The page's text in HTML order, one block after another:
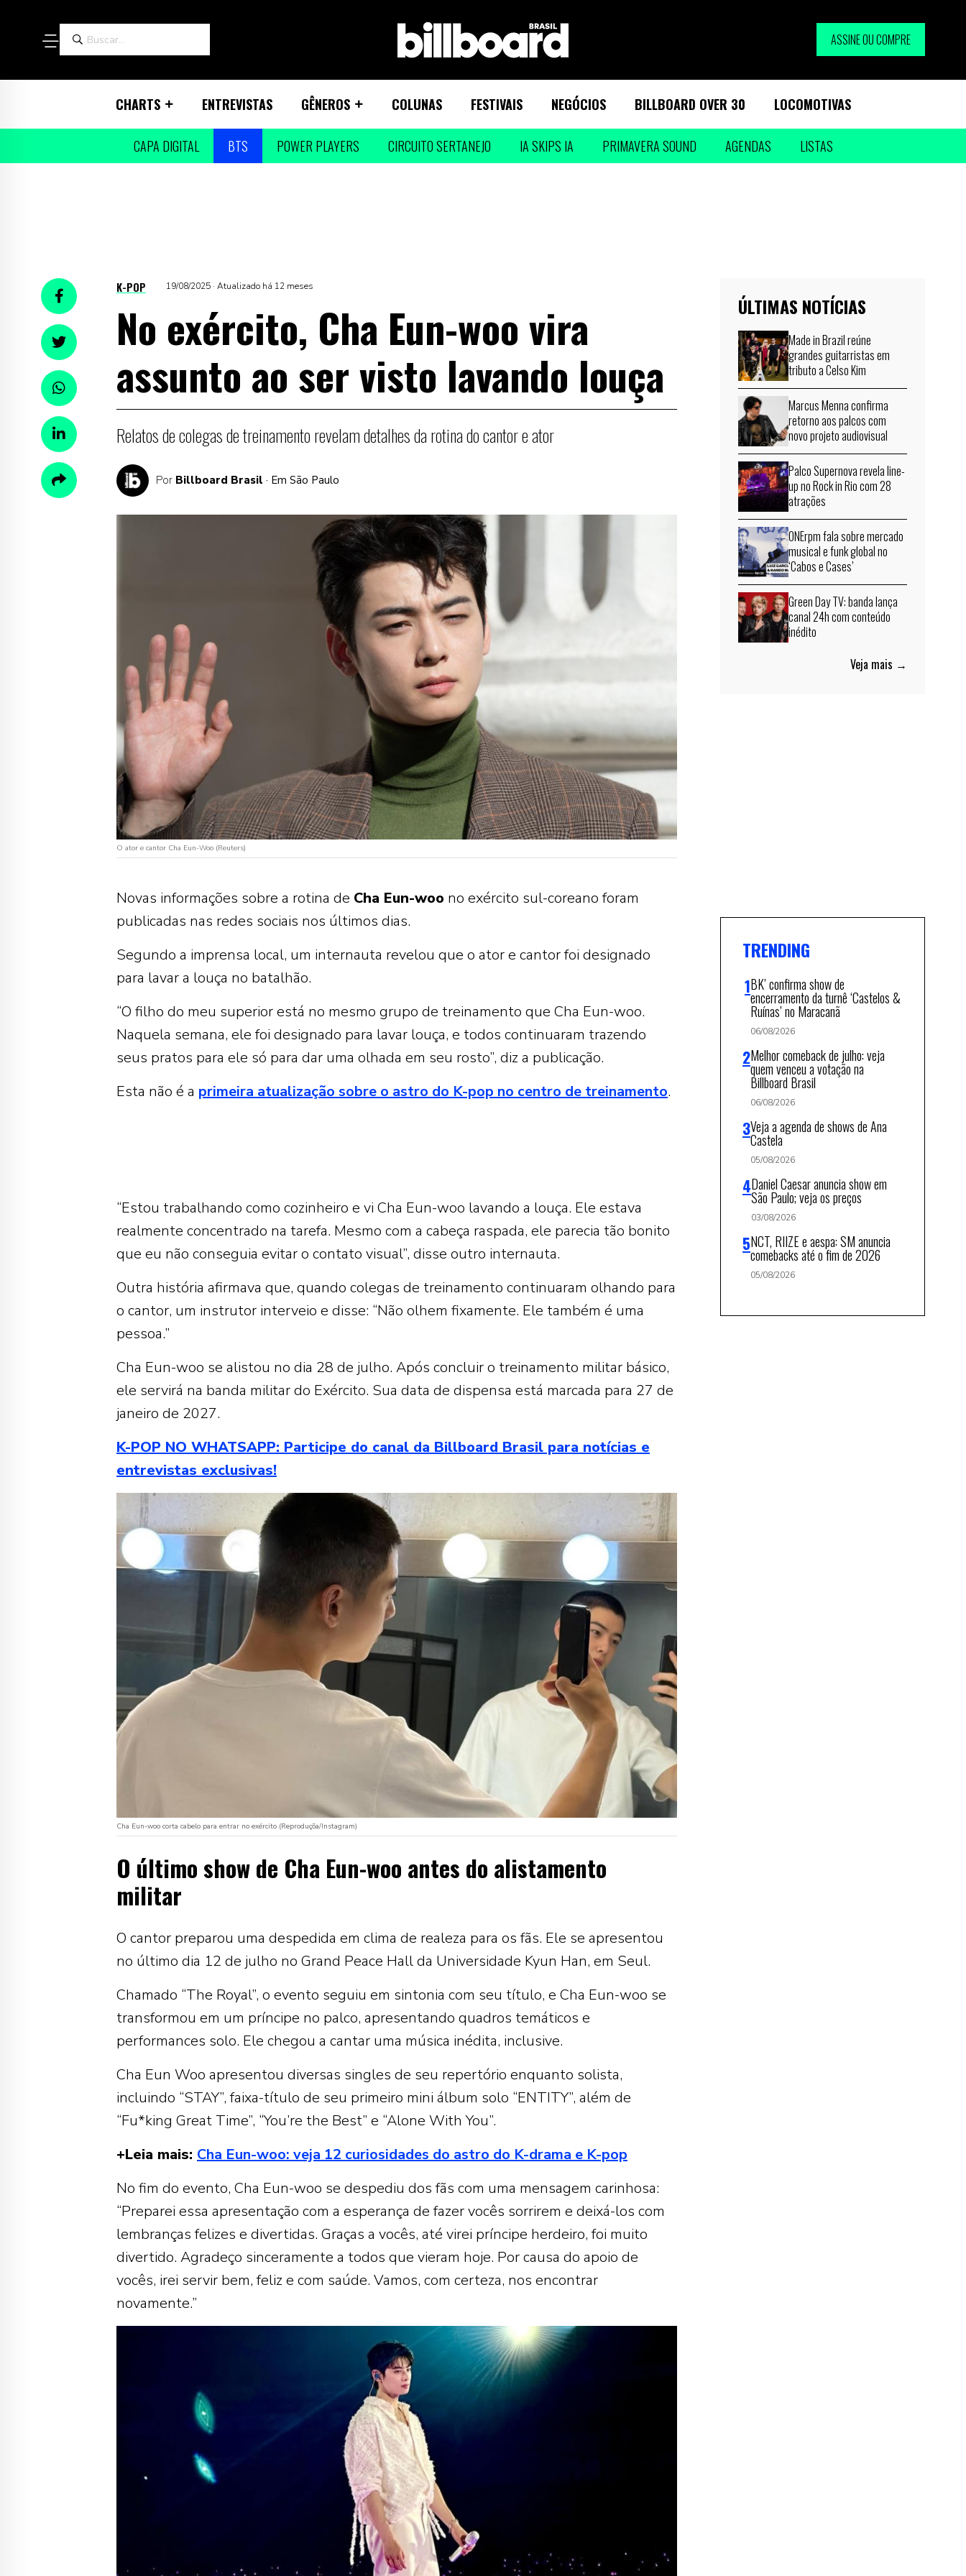
ASSINE OU COMPRE
CHARTS ENTREVISTAS GÊNEROS COLUNAS FESTIVAIS NEGÓCIOS BILLBOARD OVER 30 LOCOMOTIVAS
CAPA DIGITAL BTS POWER PLAYERS CIRCUITO SERTANEJO IA SKIPS IA PRIMAVERA SOUND AGENDAS LISTAS
K-POP 19/08/2025 · Atualizado há 12 meses
No exército, Cha Eun-woo vira
assunto ao ser visto lavando louça
Relatos de colegas de treinamento revelam detalhes da rotina do cantor e ator
Por Billboard Brasil · Em São Paulo
O ator e cantor Cha Eun-Woo (Reuters)
Novas informações sobre a rotina de Cha Eun-woo no exército sul-coreano foram
publicadas nas redes sociais nos últimos dias.
Segundo a imprensa local, um internauta revelou que o ator e cantor foi designado
para lavar a louça no batalhão.
“O filho do meu superior está no mesmo grupo de treinamento que Cha Eun-woo.
Naquela semana, ele foi designado para lavar louça, e todos continuaram trazendo
seus pratos para ele só para dar uma olhada em seu rosto”, diz a publicação.
Esta não é a primeira atualização sobre o astro do K-pop no centro de treinamento.
“Estou trabalhando como cozinheiro e vi Cha Eun-woo lavando a louça. Ele estava
realmente concentrado na tarefa. Mesmo com a cabeça raspada, ele parecia tão bonito
que eu não conseguia evitar o contato visual”, disse outro internauta.
Outra história afirmava que, quando colegas de treinamento continuaram olhando para
o cantor, um instrutor interveio e disse: “Não olhem fixamente. Ele também é uma
pessoa.”
Cha Eun-woo se alistou no dia 28 de julho. Após concluir o treinamento militar básico,
ele servirá na banda militar do Exército. Sua data de dispensa está marcada para 27 de
janeiro de 2027.
K-POP NO WHATSAPP: Participe do canal da Billboard Brasil para notícias e
entrevistas exclusivas!
Cha Eun-woo corta cabelo para entrar no exército (Reproduçõa/Instagram)
O último show de Cha Eun-woo antes do alistamento
militar
O cantor preparou uma despedida em clima de realeza para os fãs. Ele se apresentou
no último dia 12 de julho no Grand Peace Hall da Universidade Kyun Han, em Seul.
Chamado “The Royal”, o evento seguiu em sintonia com seu título, e Cha Eun-woo se
transformou em um príncipe no palco, apresentando quadros temáticos e
performances solo. Ele chegou a cantar uma música inédita, inclusive.
Cha Eun Woo apresentou diversas singles de seu repertório enquanto solista,
incluindo “STAY”, faixa-título de seu primeiro mini álbum solo “ENTITY”, além de
“Fu*king Great Time”, “You’re the Best” e “Alone With You”.
+Leia mais: Cha Eun-woo: veja 12 curiosidades do astro do K-drama e K-pop
No fim do evento, Cha Eun-woo se despediu dos fãs com uma mensagem carinhosa:
“Preparei essa apresentação com a esperança de fazer vocês sorrirem e deixá-los com
lembranças felizes e divertidas. Graças a vocês, até virei príncipe herdeiro, foi muito
divertido. Agradeço sinceramente a todos que vieram hoje. Por causa do apoio de
vocês, irei servir bem, feliz e com saúde. Vamos, com certeza, nos encontrar
novamente.”
ÚLTIMAS NOTÍCIAS
Made in Brazil reúne
grandes guitarristas em
tributo a Celso Kim
Marcus Menna confirma
retorno aos palcos com
novo projeto audiovisual
Palco Supernova revela line-
up no Rock in Rio com 28
atrações
ONErpm fala sobre mercado
musical e funk global no
‘Cabos e Cases’
Green Day TV: banda lança
canal 24h com conteúdo
inédito
Veja mais →
TRENDING
BK’ confirma show de
encerramento da turnê ‘Castelos &
Ruínas’ no Maracanã
06/08/2026
Melhor comeback de julho: veja
quem venceu a votação na
Billboard Brasil
06/08/2026
Veja a agenda de shows de Ana
Castela
05/08/2026
Daniel Caesar anuncia show em
São Paulo; veja os preços
03/08/2026
NCT, RIIZE e aespa: SM anuncia
comebacks até o fim de 2026
05/08/2026